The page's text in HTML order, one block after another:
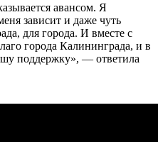
авансом. Я
зависит и даже чуть
для города. И вместе с
города Калининграда, и в
поддержку», — ответила